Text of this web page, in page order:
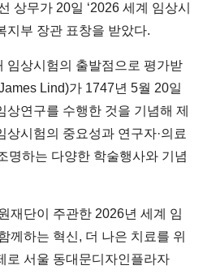
상무가 20일 ‘2026 세계 임상시
지부 장관 표창을 받았다.
임상시험의 출발점으로 평가받
Lind)가 1747년 5월 20일
상연구를 수행한 것을 기념해 제
상시험의 중요성과 연구자·의료
명하는 다양한 학술행사와 기념
재단이 주관한 2026년 세계 임
께하는 혁신, 더 나은 치료를 위
로 서울 동대문디자인플라자